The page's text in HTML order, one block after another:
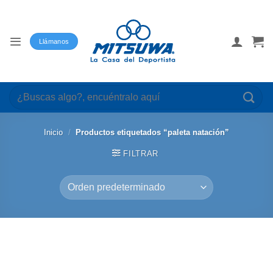
Llámanos
Buscar
por:
Inicio / Productos etiquetados “paleta natación”
FILTRAR